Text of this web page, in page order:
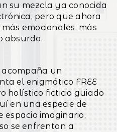
su mezcla ya conocida
pero que ahora
emocionales, más
absurdo.
acompaña un
el enigmático FREE
holístico ficticio guiado
en una especie de
espacio imaginario,
se enfrentan a